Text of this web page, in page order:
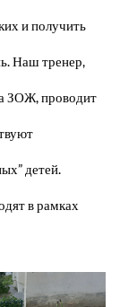
и получить
Наш тренер,
ЗОЖ, проводит
детей.
в рамках